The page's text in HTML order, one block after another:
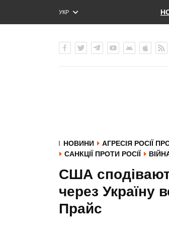
УКР
ENG
НОВИНИ
АГРЕСІЯ РОСІЇ
САНКЦІЇ ПРОТИ РОСІЇ
США
через Україну
Прайс